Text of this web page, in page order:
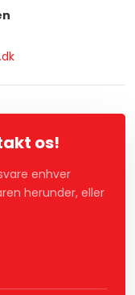
os!
enhver
herunder, eller